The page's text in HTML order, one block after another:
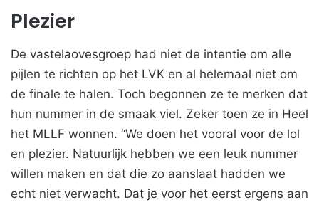
Plezier
De vastelaovesgroep had niet de intentie om alle
pijlen te richten op het LVK en al helemaal niet om
de finale te halen. Toch begonnen ze te merken dat
hun nummer in de smaak viel. Zeker toen ze in Heel
het MLLF wonnen. “We doen het vooral voor de lol
en plezier. Natuurlijk hebben we een leuk nummer
willen maken en dat die zo aanslaat hadden we
echt niet verwacht. Dat je voor het eerst ergens aan